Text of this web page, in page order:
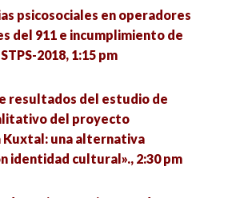
pm
Sociales e Imaginarios
culturales urbanas
Kpop, Danza Urbana,
psicosociales en operadores
del 911 e incumplimiento de
2018, 1:15 pm
resultados del estudio de
del proyecto
Kuxtal: una alternativa
identidad cultural»., 2:30 pm